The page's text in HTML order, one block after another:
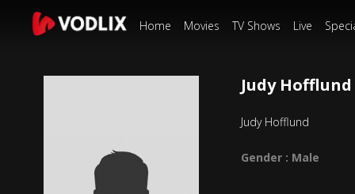
Home Movies TV Shows Live
Judy Hofflund
Judy Hofflund
Gender : Male